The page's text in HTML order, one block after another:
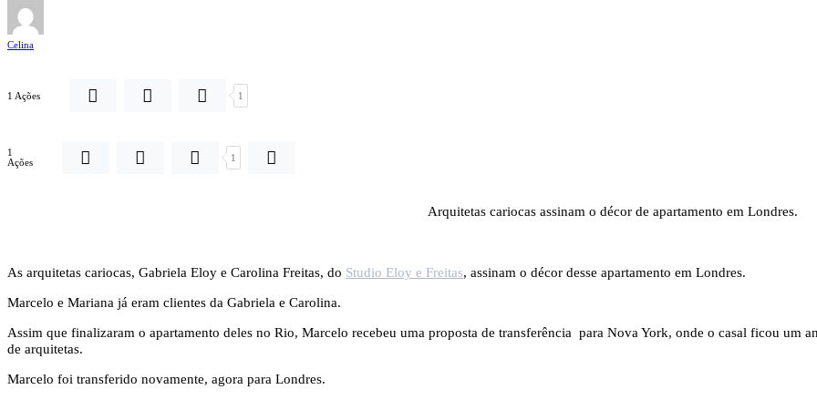
Celina
1 Ações 1
1
Ações
1
Arquitetas cariocas assinam o décor de apartamento em Londres.
As arquitetas cariocas, Gabriela Eloy e Carolina Freitas, do Studio Eloy e Freitas, assinam o décor desse apartamento em Londres.
Marcelo e Mariana já eram clientes da Gabriela e Carolina.
Assim que finalizaram o apartamento deles no Rio, Marcelo recebeu uma proposta de transferência para Nova York, onde o casal ficou um
de arquitetas.
Marcelo foi transferido novamente, agora para Londres.